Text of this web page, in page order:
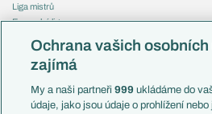
Liga mistrů
Evropská liga
Mistrovství světa
Liga národů
Témata
Itálie
Ochrana vašich
zajímá
My a naši partneři999 ukládáme do
údaje, jako jsou údaje o prohlížení